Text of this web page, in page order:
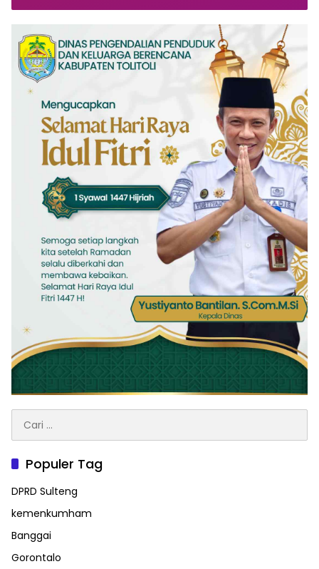
untuk:
Populer Tag
DPRD Sulteng
kemenkumham
Banggai
Gorontalo